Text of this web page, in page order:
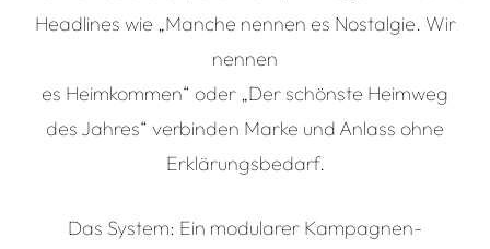
Headlines wie „Manche nennen es Nostalgie. Wir
nennen
es Heimkommen“ oder „Der schönste Heimweg
des Jahres“ verbinden Marke und Anlass ohne
Erklärungsbedarf.
Das System: Ein modularer Kampagnen-